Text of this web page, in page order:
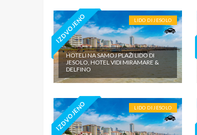
IZDVOJENO LIDO DI JESOLO
HOTELI NA SAMOJ PLAŽI LIDO DI
JESOLO, HOTEL VIDI MIRAMARE &
DELFINO
IZDVOJENO LIDO DI JESOLO